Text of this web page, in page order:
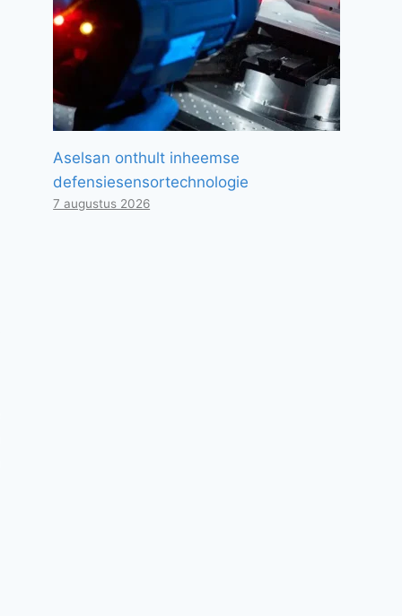
Aselsan onthult inheemse
defensiesensortechnologie
7 augustus 2026